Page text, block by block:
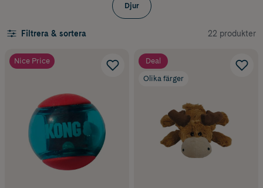
Djur
Filtrera & sortera 22 produkter
Nice Price
Deal
Olika färger